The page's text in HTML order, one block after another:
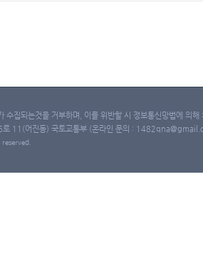
수집되는것을 거부하며, 이를 위반할 시 정보통신망법에 의
로 11(어진동) 국토교통부 (온라인 문의 :